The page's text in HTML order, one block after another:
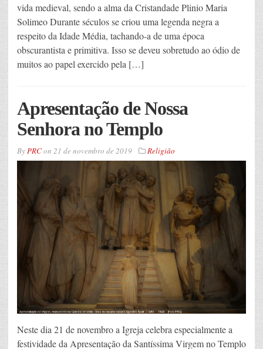
vida medieval, sendo a alma da Cristandade Plinio Maria
Solimeo Durante séculos se criou uma legenda negra a
respeito da Idade Média, tachando-a de uma época
obscurantista e primitiva. Isso se deveu sobretudo ao ódio de
muitos ao papel exercido pela […]
Apresentação de Nossa
Senhora no Templo
ByPRCon 21 de novembro de 2019 Religião
Neste dia 21 de novembro a Igreja celebra especialmente a
festividade da Apresentação da Santíssima Virgem no Templo